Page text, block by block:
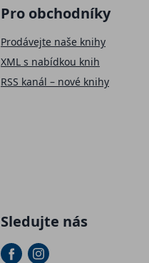
Pro obchodníky
Prodávejte naše knihy
XML s nabídkou knih
RSS kanál – nové knihy
Sledujte nás